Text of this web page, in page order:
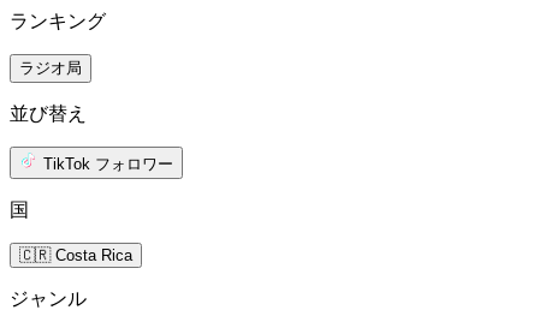
ランキング
ラジオ局
並び替え
TikTok フォロワー
国
🇨🇷 Costa Rica
ジャンル